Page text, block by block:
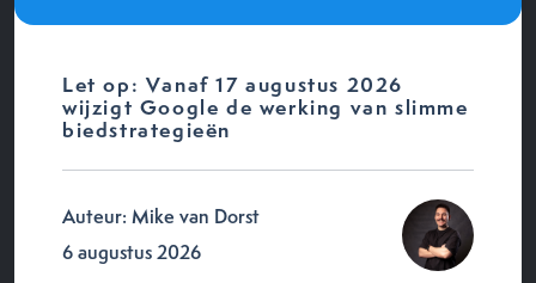
Let op: Vanaf 17 augustus 2026
wijzigt Google de werking van slimme
biedstrategieën
Auteur: Mike van Dorst
6 augustus 2026